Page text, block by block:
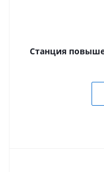
Станция